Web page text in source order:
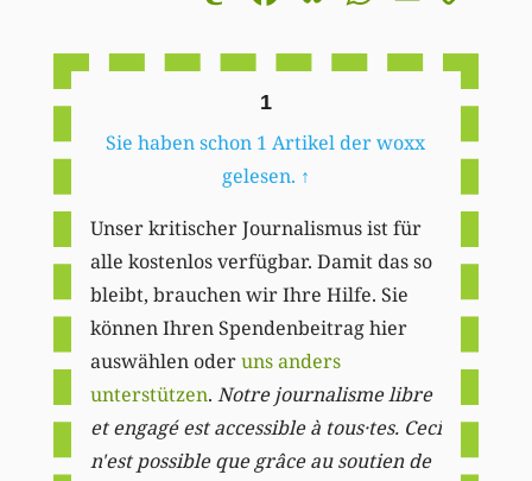
1
Sie haben schon 1 Artikel der woxx
gelesen. ↑
Unser kritischer Journalismus ist für
alle kostenlos verfügbar. Damit das so
bleibt, brauchen wir Ihre Hilfe. Sie
können Ihren Spendenbeitrag hier
auswählen oderuns anders
unterstützen. Notre journalisme libre
et engagé est accessible à tous·tes. Ceci
n'est possible que grâce au soutien de